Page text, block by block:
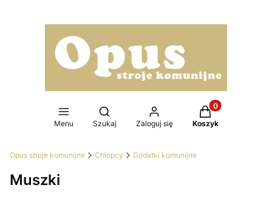
Menu
Otwórz wyszukiwarkę
Szukaj Zaloguj się
Produkty w
Koszyk
Opus stroje komunijne Chłopcy Dodatki komunijne
Muszki